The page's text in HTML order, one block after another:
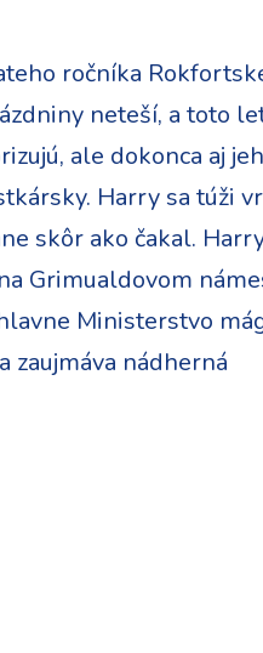
ročníka
neteší, a toto
ale dokonca aj
Harry sa túži
skôr ako čakal.
Grimualdovom
Ministerstvo
zaujmáva nádherná